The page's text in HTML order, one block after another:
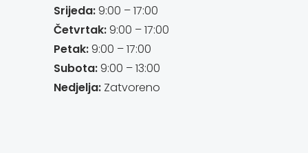
Srijeda:9:00 – 17:00
Četvrtak:9:00 – 17:00
Petak:9:00 – 17:00
Subota:9:00 – 13:00
Nedjelja:Zatvoreno